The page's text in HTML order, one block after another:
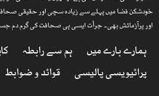
خودشکن فضا میں پہلے سے زیادہ سچی اور حقیقی
اور پرآزمائش بھی۔ جرأت ایسی ہی صحافت کی گرم دم
ہمارے بارے میں ہم سے رابطہ
پرائیویسی پالیسی
قوائد و ضوابط